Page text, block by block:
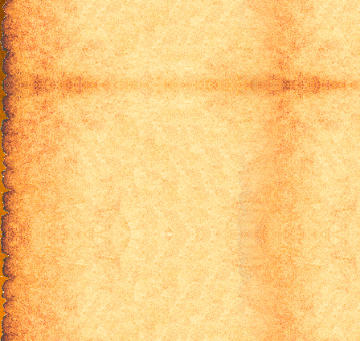
9 эпизод
10 эпизод
11 эпизод
12 эпизод